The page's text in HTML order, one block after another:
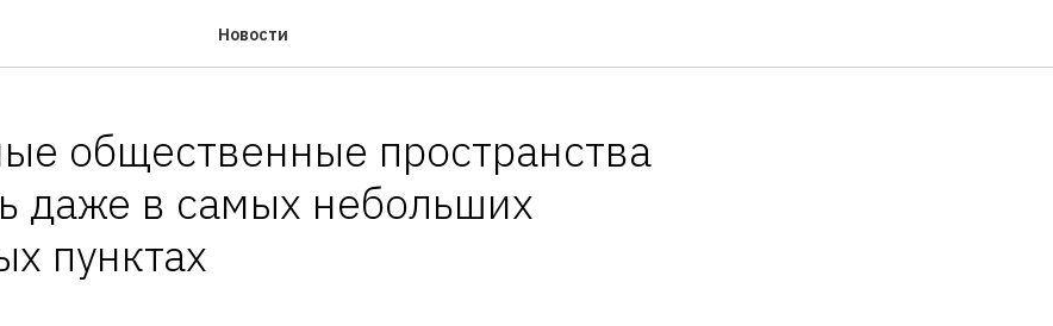
Новости
общественные пространства
даже в самых небольших
пунктах